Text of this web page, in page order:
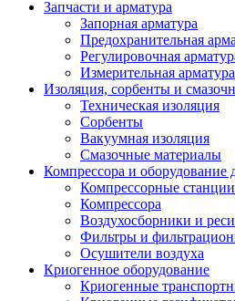
Запчасти и арматура
Запорная арматура
Предохранительная
Регулировочная
Измерительная арматура
Изоляция, сорбенты и
Техническая изоляция
Сорбенты
Вакуумная изоляция
Смазочные материалы
Компрессора и оборудование
Компрессорные станции
Компрессора
Воздухосборники и
Фильтры и
Осушители воздуха
Криогенное оборудование
Криогенные